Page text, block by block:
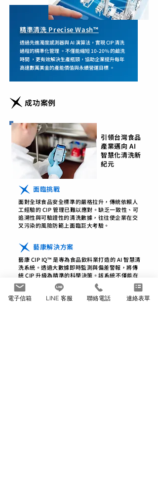
精準清洗 Precise Wash™
透過先進濁度感測器與 AI 演算法，實現 CIP 清洗
過程的精準化管理 。不僅能縮短 10-20% 的鹼洗
時間 ，更有效解決生產瓶頸，協助企業提升每年
高達數萬美金的產能價值與永續營運目標 。
成功案例
引領台灣食品
產業邁向 AI
智慧化清洗新
紀元
面臨挑戰
面對全球食品安全標準的嚴格拉升，傳統依賴人
工經驗的 CIP 管理已難以應對。缺乏一致性、可
追溯性與可驗證性的清洗數據，往往使企業在交
叉污染的風險防範上面臨巨大考驗。
藝康解決方案
藝康 CIP IQ™ 是專為食品飲料業打造的 AI 智慧清
洗系統。透過大數據即時監測與偏差警報，將傳
統 CIP 升級為精準的科學決策。該系統不僅能在
第一線確保高規食安、取得合規評分，更成功結
合產發署『1+19』方案加速企業智慧轉型，為工
廠實質提升 15% 的清洗效率。
電子信箱 LINE 客服 聯絡電話 連絡表單